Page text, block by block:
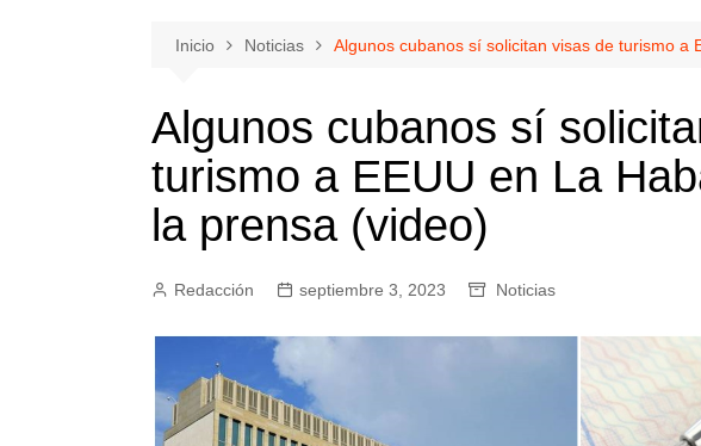
Inicio Noticias Algunos cubanos sí solicitan visas de turismo a
Algunos cubanos sí
turismo a EEUU en La
la prensa (video)
Redacción septiembre 3, 2023 Noticias